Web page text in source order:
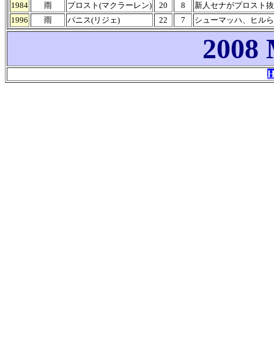
1984
雨 プロスト(マクラーレン) 20 8
新人セナがプロスト
1996
雨 パニス(リジェ) 22 7 シューマッハ、ヒル
2008